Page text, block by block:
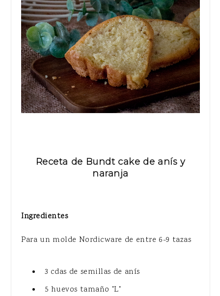
Receta de Bundt cake de anís y
naranja
Ingredientes
Para un molde Nordicware de entre 6-9 tazas
3 cdas de semillas de anís
5 huevos tamaño "L"